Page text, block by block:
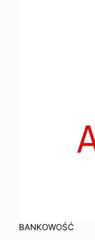
BANKOWOŚĆ